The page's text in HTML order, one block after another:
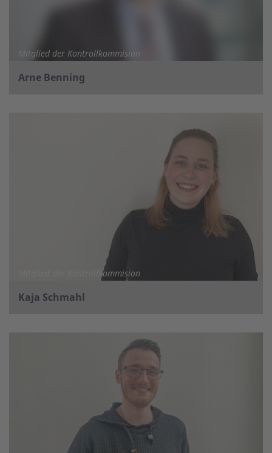
Mitglied der Kontrollkommision
Arne Benning
Mitglied der Kontrollkommision
Kaja Schmahl